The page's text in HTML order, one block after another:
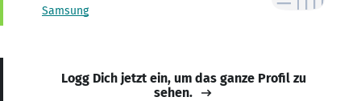
Samsung
Logg Dich jetzt ein, um das ganze Profil zu
sehen.